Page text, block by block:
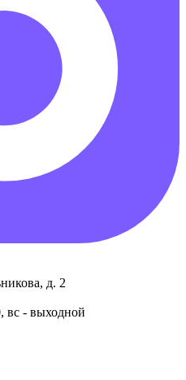
д. 2
вс - выходной